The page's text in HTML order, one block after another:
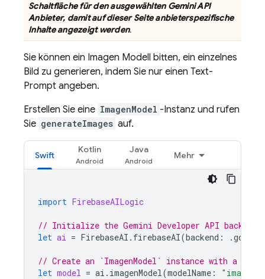
Schaltfläche für den ausgewählten Gemini API
Anbieter, damit auf dieser Seite anbieterspezifische
Inhalte angezeigt werden.
Sie können ein Imagen Modell bitten, ein einzelnes
Bild zu generieren, indem Sie nur einen Text-
Prompt angeben.
Erstellen Sie eine ImagenModel -Instanz und rufen
Sie generateImages auf.
Swift
Kotlin Java
Mehr
import FirebaseAILogic
// Initialize the Gemini Developer API backend
let ai = FirebaseAI . firebaseAI(backend : .
// Create an `ImagenModel` instance with a
let model = ai . imagenModel(modelName : "imagen-